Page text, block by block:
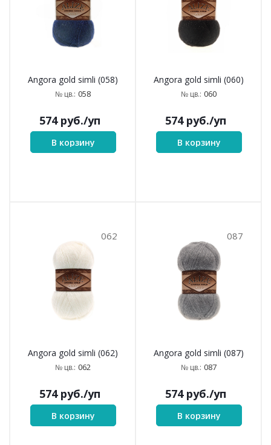
Angora gold simli (058)
№ цв.: 058
574руб./уп
В корзину
Angora gold simli (060)
№ цв.: 060
574руб./уп
В корзину
062
Angora gold simli (062)
№ цв.: 062
574руб./уп
В корзину
087
Angora gold simli (087)
№ цв.: 087
574руб./уп
В корзину